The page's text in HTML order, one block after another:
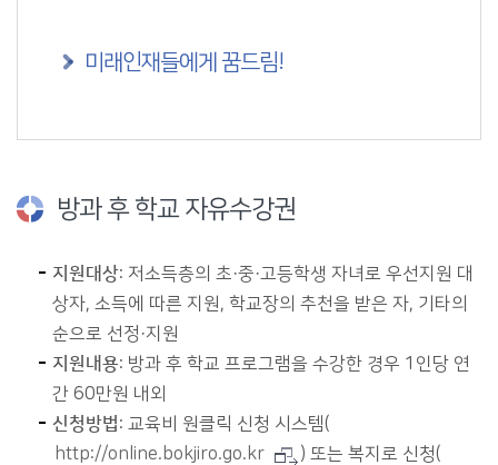
미래인재들에게 꿈드림!
방과 후 학교 자유수강권
지원대상: 저소득층의 초·중·고등학생 자녀로 우선지원 대
상자, 소득에 따른 지원, 학교장의 추천을 받은 자, 기타의
순으로 선정·지원
지원내용: 방과 후 학교 프로그램을 수강한 경우 1인당 연
간 60만원 내외
신청방법: 교육비 원클릭 신청 시스템(
http://online.bokjiro.go.kr
) 또는 복지로 신청(